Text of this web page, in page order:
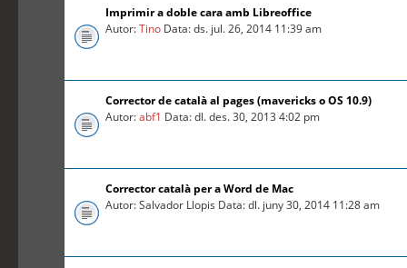
Imprimir a doble cara amb Libreoffice
Autor:Tino Data: ds. jul. 26, 2014 11:39 am
Corrector de català al pages (mavericks o OS 10.9)
Autor:abf1 Data: dl. des. 30, 2013 4:02 pm
Corrector català per a Word de Mac
Autor: Salvador Llopis Data: dl. juny 30, 2014 11:28 am